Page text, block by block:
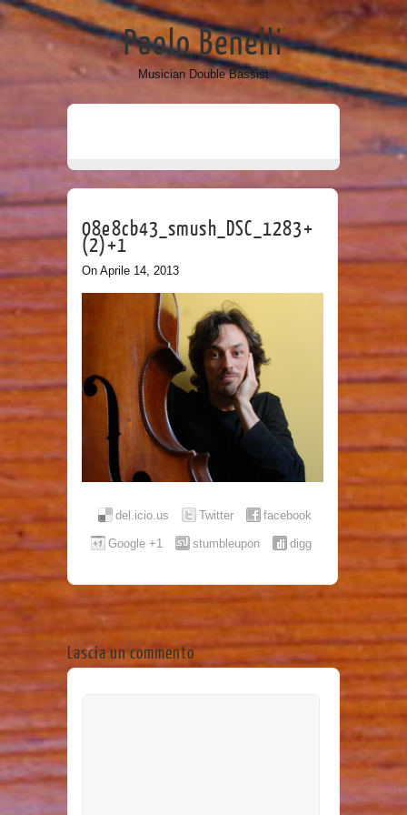
Paolo Benelli
Musician Double Bassist
08e8cb43_smush_DSC_1283+
(2)+1
On Aprile 14, 2013
facebook
Twitter
del.icio.us
digg
stumbleupon
Google +1
Lascia un commento